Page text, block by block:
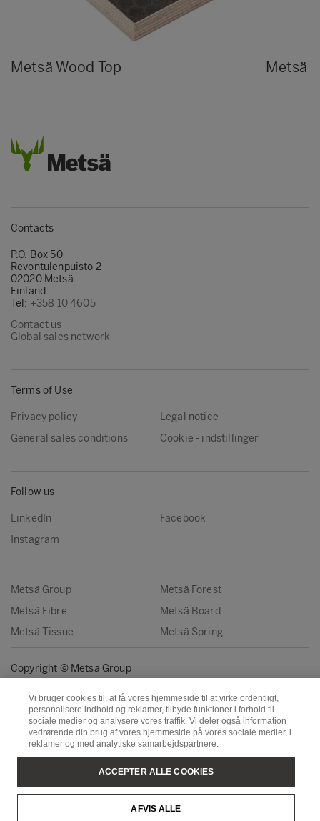
Metsä Wood Top Metsä
Contacts
P.O. Box 50
Revontulenpuisto 2
02020 Metsä
Finland
Tel: +358 10 4605
Contact us
Global sales network
Terms of Use
Privacy policy
Legal notice
General sales conditions
Cookie - indstillinger
Follow us
LinkedIn
Facebook
Instagram
Metsä Group
Metsä Forest
Metsä Fibre
Metsä Board
Metsä Tissue
Metsä Spring
Copyright © Metsä Group
Vi bruger cookies til, at få vores hjemmeside til at virke ordentligt,
personalisere indhold og reklamer, tilbyde funktioner i forhold til
sociale medier og analysere vores traffik. Vi deler også information
vedrørende din brug af vores hjemmeside på vores sociale medier, i
reklamer og med analytiske samarbejdspartnere.
AFVIS ALLE
ACCEPTER ALLE COOKIES